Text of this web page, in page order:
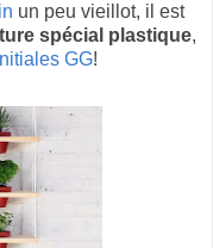
un peu vieillot, il est
spécial plastique,
Initiales GG!